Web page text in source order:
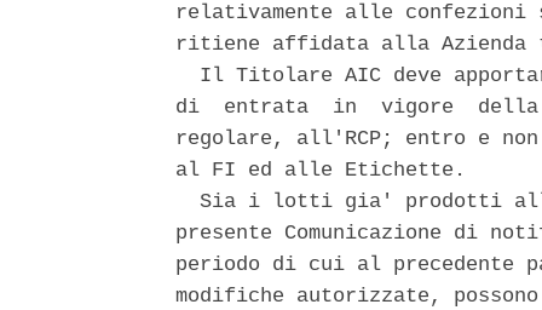
relativamente alle
ritiene affidata alla
Il Titolare AIC deve
di  entrata  in  vigore  della
regolare, all'RCP; entro e
al FI ed alle Etichette.
Sia i lotti gia' prodotti
presente Comunicazione di
periodo di cui al precedente
modifiche autorizzate,